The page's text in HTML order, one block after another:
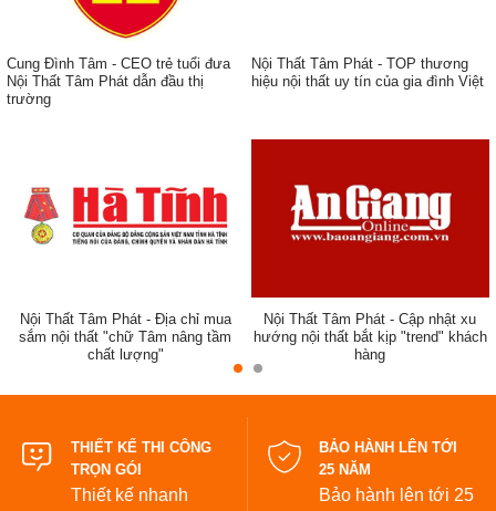
Cung Đình Tâm - CEO trẻ tuổi đưa
Nội Thất Tâm Phát dẫn đầu thị
trường
Nội Thất Tâm Phát - TOP thương
hiệu nội thất uy tín của gia đình Việt
Nội Thất Tâm Phát - Địa chỉ mua
sắm nội thất "chữ Tâm nâng tầm
chất lượng"
Nội Thất Tâm Phát - Cập nhật xu
hướng nội thất bắt kịp "trend" khách
hàng
THIẾT KẾ THI CÔNG
TRỌN GÓI
Thiết kế nhanh
BẢO HÀNH LÊN TỚI
25 NĂM
Bảo hành lên tới 25